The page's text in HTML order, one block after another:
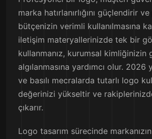
marka hatırlanırlığını güçlendirir
bütçenizin verimli kullanılmasına
iletişim materyallerinizde tek bir
kullanmanız, kurumsal kimliğinizin
algılanmasına yardımcı olur. 2026
ve basılı mecralarda tutarlı logo
değerinizi yükseltir ve
çıkarır.
Logo tasarım sürecinde